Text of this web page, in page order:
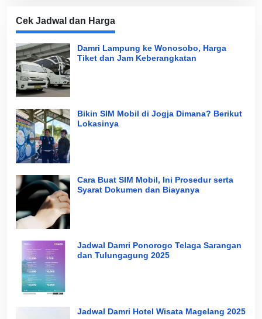
Cek Jadwal dan Harga
Damri Lampung ke Wonosobo, Harga
Tiket dan Jam Keberangkatan
Bikin SIM Mobil di Jogja Dimana? Berikut
Lokasinya
Cara Buat SIM Mobil, Ini Prosedur serta
Syarat Dokumen dan Biayanya
Jadwal Damri Ponorogo Telaga Sarangan
dan Tulungagung 2025
Jadwal Damri Hotel Wisata Magelang 2025